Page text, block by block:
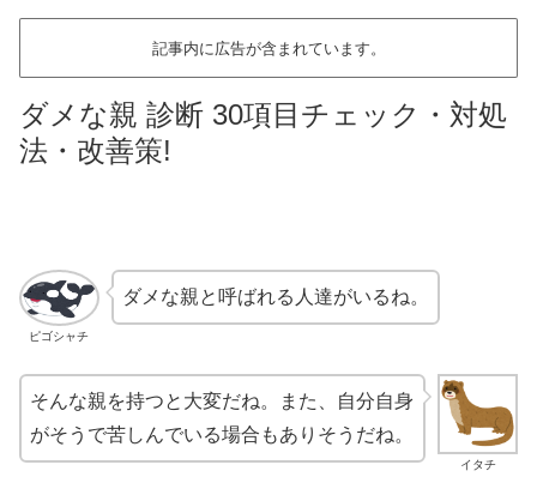
記事内に広告が含まれています。
ダメな親 診断 30項目チェック・対処
法・改善策!
ピゴシャチ
ダメな親と呼ばれる人達がいるね。
イタチ
そんな親を持つと大変だね。また、自分自身
がそうで苦しんでいる場合もありそうだね。